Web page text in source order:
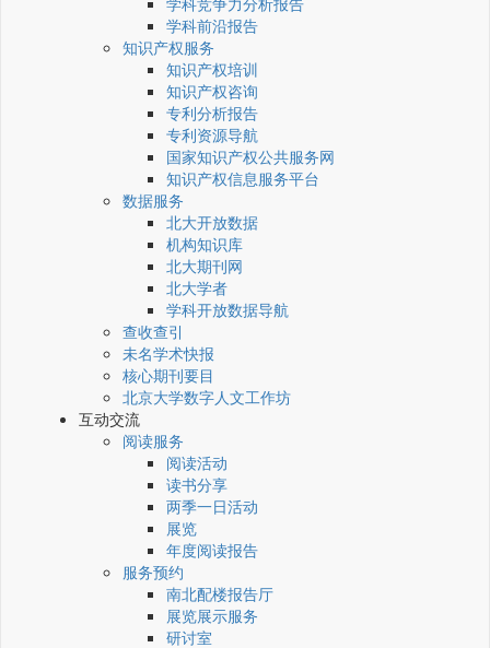
学科前沿报告
知识产权服务
知识产权培训
知识产权咨询
专利分析报告
专利资源导航
国家知识产权公共服务网
知识产权信息服务平台
数据服务
北大开放数据
机构知识库
北大期刊网
北大学者
学科开放数据导航
查收查引
未名学术快报
核心期刊要目
北京大学数字人文工作坊
互动交流
阅读服务
阅读活动
读书分享
两季一日活动
展览
年度阅读报告
服务预约
南北配楼报告厅
展览展示服务
研讨室